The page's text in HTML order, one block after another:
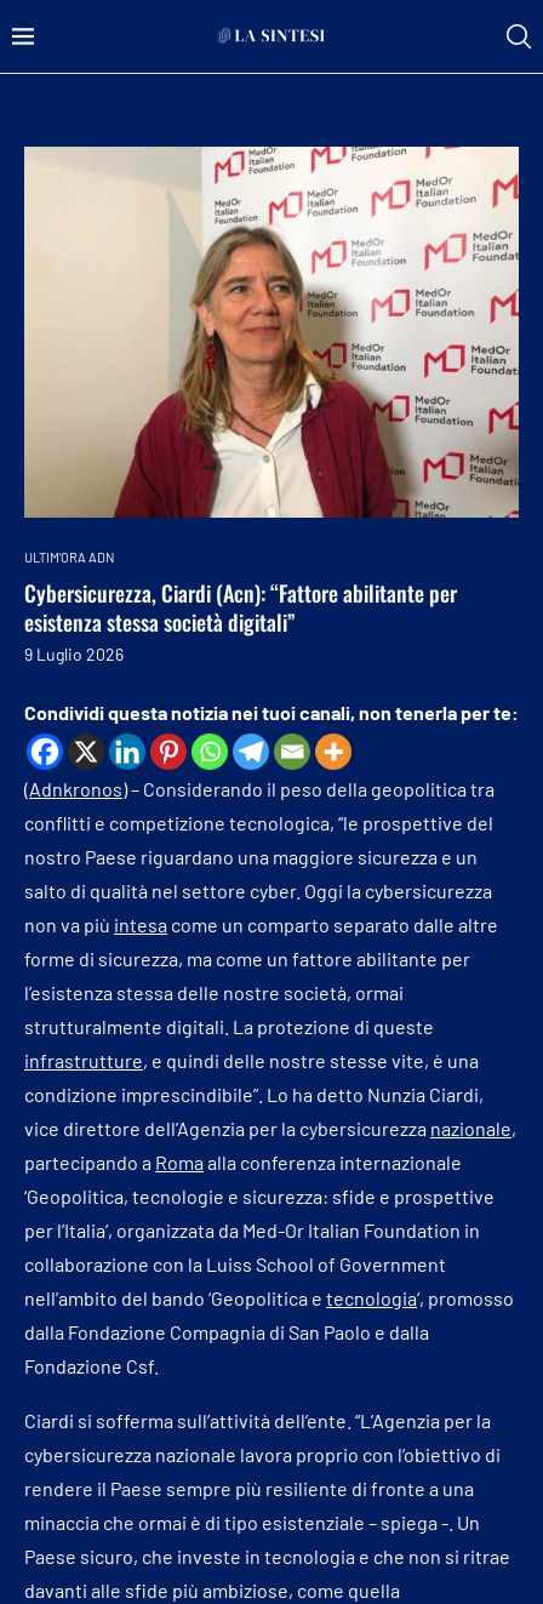
ULTIM'ORA ADN
Cybersicurezza, Ciardi (Acn): “Fattore abilitante per
esistenza stessa società digitali”
9 Luglio 2026
Condividi questa notizia nei tuoi canali, non tenerla per te:
(Adnkronos) – Considerando il peso della geopolitica tra
conflitti e competizione tecnologica, “le prospettive del
nostro Paese riguardano una maggiore sicurezza e un
salto di qualità nel settore cyber. Oggi la cybersicurezza
non va più intesa come un comparto separato dalle altre
forme di sicurezza, ma come un fattore abilitante per
l’esistenza stessa delle nostre società, ormai
strutturalmente digitali. La protezione di queste
infrastrutture, e quindi delle nostre stesse vite, è una
condizione imprescindibile”. Lo ha detto Nunzia Ciardi,
vice direttore dell’Agenzia per la cybersicurezza nazionale,
partecipando a Romaalla conferenza internazionale
‘Geopolitica, tecnologie e sicurezza: sfide e prospettive
per l’Italia’, organizzata da Med-Or Italian Foundation in
collaborazione con la Luiss School of Government
nell’ambito del bando ‘Geopolitica e tecnologia‘, promosso
dalla Fondazione Compagnia di San Paolo e dalla
Fondazione Csf.
Ciardi si sofferma sull’attività dell’ente. “L’Agenzia per la
cybersicurezza nazionale lavora proprio con l’obiettivo di
rendere il Paese sempre più resiliente di fronte a una
minaccia che ormai è di tipo esistenziale – spiega -. Un
Paese sicuro, che investe in tecnologia e che non si ritrae
davanti alle sfide più ambiziose, come quella